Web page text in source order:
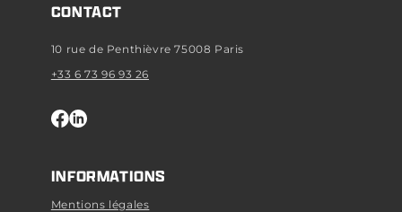
CONTACT
10 rue de Penthièvre 75008 Paris
+33 6 73 96 93 26
INFORMATIONS
Mentions légales